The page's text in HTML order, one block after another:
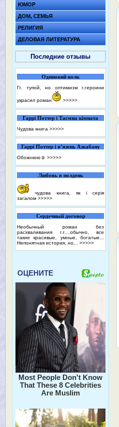
ЮМОР
ДОМ, СЕМЬЯ
РЕЛИГИЯ
ДЕЛОВАЯ ЛИТЕРАТУРА
Последние отзывы
Одинокий волк
Гг. тупой, но оптимизм г.героини
украсил роман >>>>>
Гаррі Поттер і Таємна кімната
Чудова книга >>>>>
Гаррі Поттер і в’язень Азкабану
Обожнюю☺️ >>>>>
Любовь в полдень
чудова книга, як і серія
загалом >>>>>
Сердечный договор
Необычный роман без
расхваливания г.г....обычно, все
такие красивые, умные, богатые...
Непонятная история, но... >>>>>
ОЦЕНИТЕ
Most People Don't Know
That These 8 Celebrities
Are Muslim